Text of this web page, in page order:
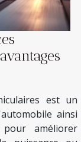
est un
ainsi
améliorer